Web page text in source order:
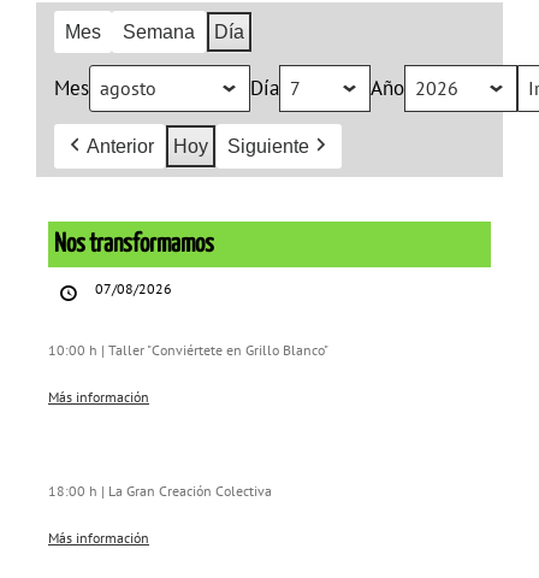
Mes Semana Día
Mes Día Año
Anterior Hoy Siguiente
transformamos
Nos transformamos
07/08/2026
10:00 h | Taller "Conviértete en Grillo Blanco"
Más información
18:00 h | La Gran Creación Colectiva
Más información